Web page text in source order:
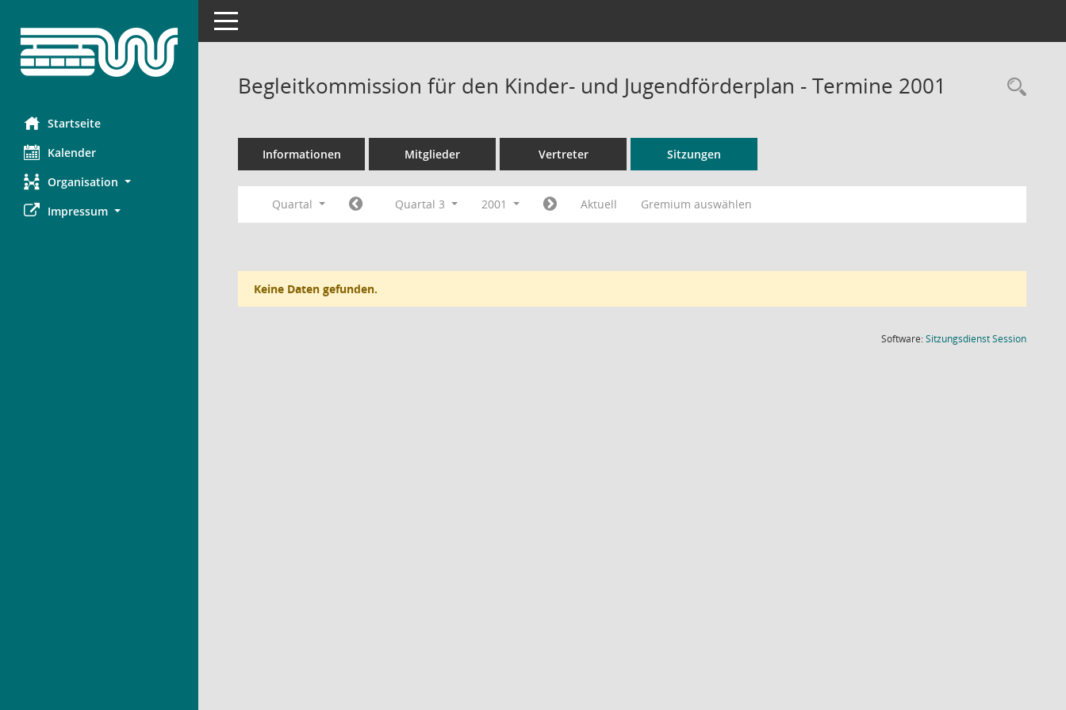
Startseite
Kalender
Organisation
Impressum
Toggle navigation
Begleitkommission für den Kinder- und Jugendförderplan - Termine 2001
Informationen Mitglieder Vertreter Sitzungen
Quartal Quartal 3 2001 Aktuell Gremium auswählen
Keine Daten gefunden.
Software:SitzungsdienstSession(Wird in